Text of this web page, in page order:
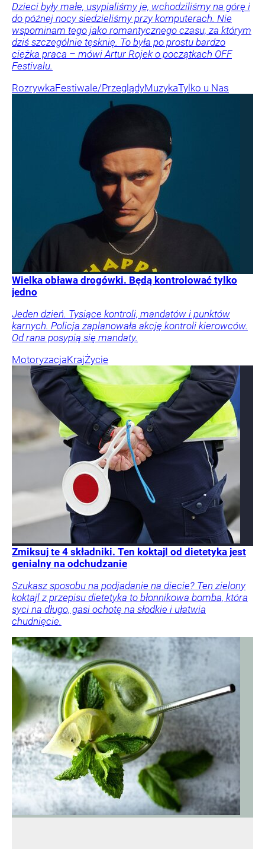
Dzieci były małe, usypialiśmy je, wchodziliśmy na górę i
do późnej nocy siedzieliśmy przy komputerach. Nie
wspominam tego jako romantycznego czasu, za którym
dziś szczególnie tęsknię. To była po prostu bardzo
ciężka praca – mówi Artur Rojek o początkach OFF
Festivalu.
RozrywkaFestiwale/PrzeglądyMuzykaTylko u Nas
Wielka obława drogówki. Będą kontrolować tylko
jedno
Jeden dzień. Tysiące kontroli, mandatów i punktów
karnych. Policja zaplanowała akcję kontroli kierowców.
Od rana posypią się mandaty.
MotoryzacjaKrajŻycie
Zmiksuj te 4 składniki. Ten koktajl od dietetyka jest
genialny na odchudzanie
Szukasz sposobu na podjadanie na diecie? Ten zielony
koktajl z przepisu dietetyka to błonnikowa bomba, która
syci na długo, gasi ochotę na słodkie i ułatwia
chudnięcie.